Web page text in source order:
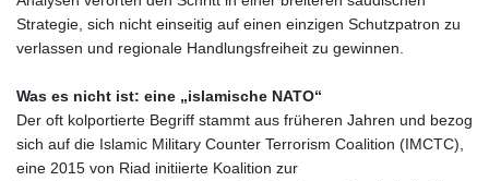
GEL 3.017966
GGP 0.857252
GHS 13.526832
GMD 84.980421
GNF
10123.874202
Strategie, sich nicht einseitig auf einen einzigen Schutzpatron zu
verlassen und regionale Handlungsfreiheit zu gewinnen.
Was es nicht ist: eine „islamische NATO“
Der oft kolportierte Begriff stammt aus früheren Jahren und bezog
sich auf die Islamic Military Counter Terrorism Coalition (IMCTC),
eine 2015 von Riad initiierte Koalition zur